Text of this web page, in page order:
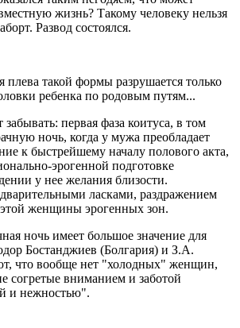
жизнь? Такому человеку нельзя
Развод состоялся.
плева такой формы разрушается только
ребенка по родовым путям...
первая фаза коитуса, в том
ночь, когда у мужа преобладает
к быстрейшему началу полового акта,
эрогенной подготовке
у нее желания близости.
ласками, раздражением
женщины эрогенных зон.
ночь имеет большое значение для
Бостанджиев (Болгария) и З.А.
что вообще нет "холодных" женщин,
согретые вниманием и заботой
и нежностью".